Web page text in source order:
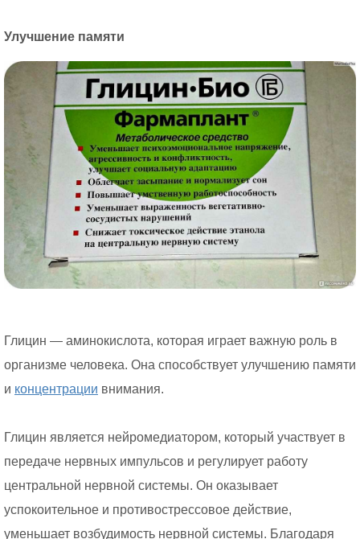
Улучшение памяти
Глицин — аминокислота, которая играет важную роль в
организме человека. Она способствует улучшению памяти
и концентрации внимания.
Глицин является нейромедиатором, который участвует в
передаче нервных импульсов и регулирует работу
центральной нервной системы. Он оказывает
успокоительное и противострессовое действие,
уменьшает возбудимость нервной системы. Благодаря